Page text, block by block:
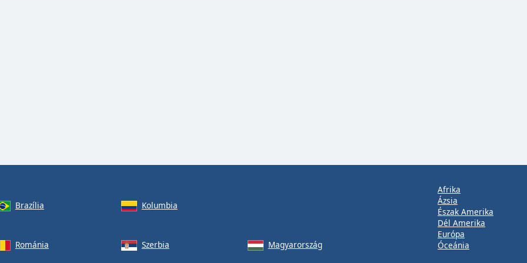
Brazília Kolumbia
Románia Szerbia Magyarország
Afrika
Ázsia
Észak Amerika
Dél Amerika
Európa
Óceánia